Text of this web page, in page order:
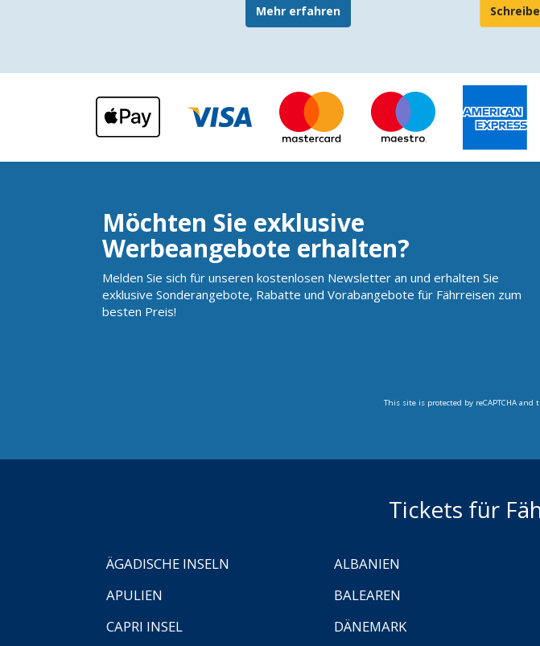
Mehr erfahren
Möchten Sie exklusive
Werbeangebote erhalten?
Melden Sie sich für unseren kostenlosen Newsletter an und erhalten Sie
exklusive Sonderangebote, Rabatte und Vorabangebote für Fährreisen zum
besten Preis!
This site is protected by reCAPTCHA and
Tickets für
ÄGADISCHE INSELN ALBANIEN
APULIEN
BALEAREN
CAPRI INSEL
DÄNEMARK